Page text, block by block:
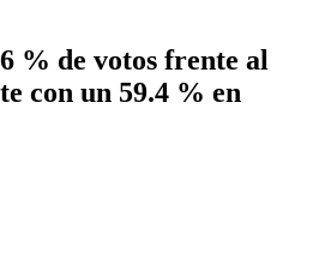
% de votos frente al
con un 59.4 % en